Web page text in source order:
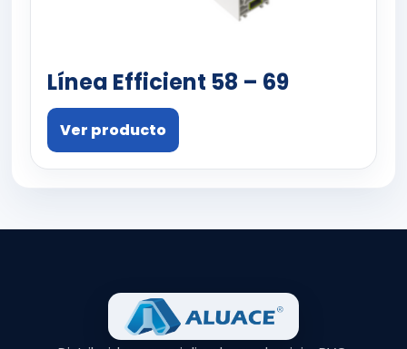
Línea Efficient 58 – 69
Ver producto